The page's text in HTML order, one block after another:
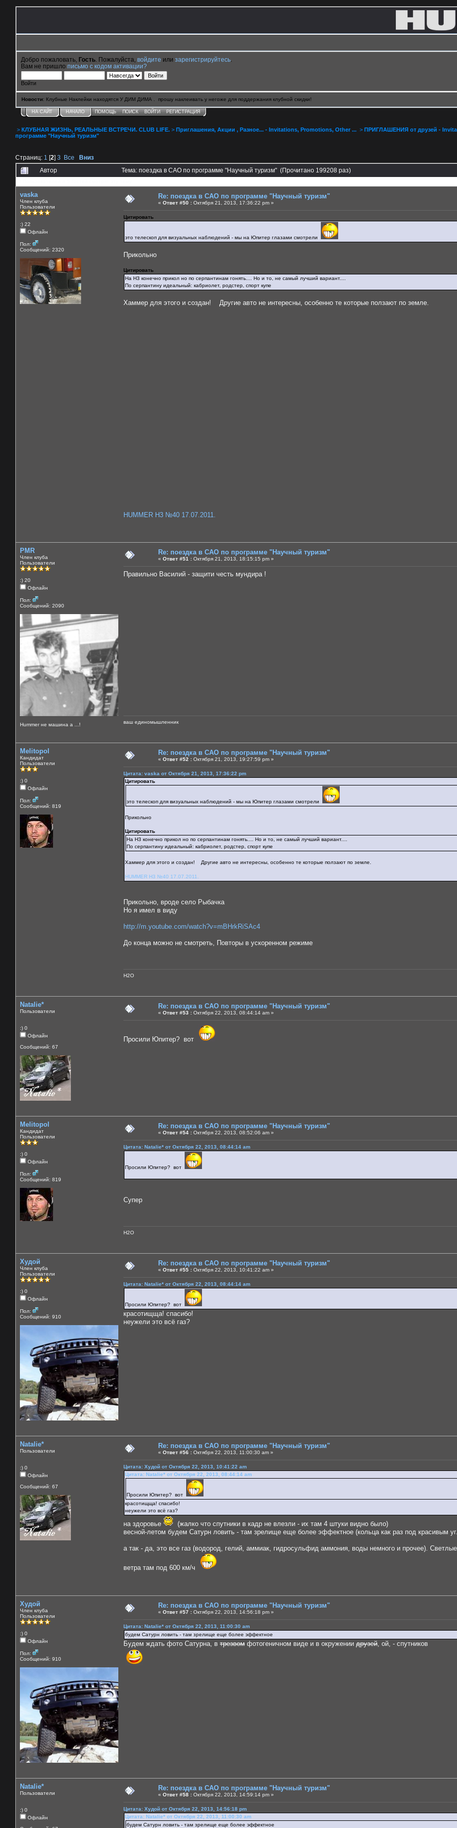
Добро пожаловать, Гость . Пожалуйста, войдите или зарегистрируйтесь
Вам не пришло письмо с кодом активации?
Войти
Новости: Клубные Наклейки находятся У ДИМ ДИМА . прошу наклеивать у негоже для поддержания клубной скидки!
НА САЙТ НАЧАЛО ПОМОЩЬ ПОИСК ВОЙТИ РЕГИСТРАЦИЯ
> КЛУБНАЯ ЖИЗНЬ, РЕАЛЬНЫЕ ВСТРЕЧИ. CLUB LIFE. > Приглашения, Акции , Разное... - Invitations, Promotions, Other ... > ПРИГЛАШЕНИЯ от друзей -
программе "Научный туризм"
Страниц: 1 [2] 3 Все Вниз
Автор Тема: поездка в САО по программе "Научный туризм" (Прочитано 199208 раз)
vaska
Член клуба
Пользователи
:) 22
Офлайн
Пол:
Сообщений: 2320
Re: поездка в САО по программе "Научный туризм"
« Ответ #50 : Октября 21, 2013, 17:36:22 pm »
Цитировать
это телескоп для визуальных наблюдений - мы на Юпитер глазами смотрели
Прикольно
Цитировать
На H3 конечно прикол но по серпантинам гонять.... Но и то, не самый лучший вариант....
По серпантину идеальный: кабриолет, родстер, спорт купе
Хаммер для этого и создан! Другие авто не интересны, особенно те которые ползают по земле.
HUMMER H3 №40 17.07.2011.
PMR
Член клуба
Пользователи
:) 20
Офлайн
Пол:
Сообщений: 2090
Нummer не машина а ...!
Re: поездка в САО по программе "Научный туризм"
« Ответ #51 : Октября 21, 2013, 18:15:15 pm »
Правильно Василий - защити честь мундира !
ваш единомышленник
Melitopol
Кандидат
Пользователи
:) 0
Офлайн
Пол:
Сообщений: 819
Re: поездка в САО по программе "Научный туризм"
« Ответ #52 : Октября 21, 2013, 19:27:59 pm »
Цитата: vaska от Октября 21, 2013, 17:36:22 pm
Цитировать
это телескоп для визуальных наблюдений - мы на Юпитер глазами смотрели
Прикольно
Цитировать
На H3 конечно прикол но по серпантинам гонять.... Но и то, не самый лучший вариант....
По серпантину идеальный: кабриолет, родстер, спорт купе
Хаммер для этого и создан! Другие авто не интересны, особенно те которые ползают по земле.
HUMMER H3 №40 17.07.2011.
Прикольно, вроде село Рыбачка
Но я имел в виду
http://m.youtube.com/watch?v=mBHrkRiSAc4
До конца можно не смотреть, Повторы в ускоренном режиме
H2O
Natalie*
Пользователи
:) 0
Офлайн
Сообщений: 67
Re: поездка в САО по программе "Научный туризм"
« Ответ #53 : Октября 22, 2013, 08:44:14 am »
Просили Юпитер? вот
Melitopol
Кандидат
Пользователи
:) 0
Офлайн
Пол:
Сообщений: 819
Re: поездка в САО по программе "Научный туризм"
« Ответ #54 : Октября 22, 2013, 08:52:06 am »
Цитата: Natalie* от Октября 22, 2013, 08:44:14 am
Просили Юпитер? вот
Супер
H2O
Худой
Член клуба
Пользователи
:) 0
Офлайн
Пол:
Сообщений: 910
Re: поездка в САО по программе "Научный туризм"
« Ответ #55 : Октября 22, 2013, 10:41:22 am »
Цитата: Natalie* от Октября 22, 2013, 08:44:14 am
Просили Юпитер? вот
красотищща! спасибо!
неужели это всё газ?
Natalie*
Пользователи
:) 0
Офлайн
Сообщений: 67
Re: поездка в САО по программе "Научный туризм"
« Ответ #56 : Октября 22, 2013, 11:00:30 am »
Цитата: Худой от Октября 22, 2013, 10:41:22 am
Цитата: Natalie* от Октября 22, 2013, 08:44:14 am
Просили Юпитер? вот
красотищща! спасибо!
неужели это всё газ?
на здоровье
(жалко что спутники в кадр не влезли - их там 4 штуки видно было)
весной-летом будем Сатурн ловить - там зрелище еще более эффектное (кольца как раз под красивым
а так - да, это все газ (водород, гелий, аммиак, гидросульфид аммония, воды немного и прочее).
ветра там под 600 км/ч
Худой
Член клуба
Пользователи
:) 0
Офлайн
Пол:
Сообщений: 910
Re: поездка в САО по программе "Научный туризм"
« Ответ #57 : Октября 22, 2013, 14:56:18 pm »
Цитата: Natalie* от Октября 22, 2013, 11:00:30 am
будем Сатурн ловить - там зрелище еще более эффектное
Будем ждать фото Сатурна, в трезвом фотогеничном виде и в окружении друзей , ой, - спутников
Natalie*
Пользователи
:) 0
Офлайн
Re: поездка в САО по программе "Научный туризм"
« Ответ #58 : Октября 22, 2013, 14:59:14 pm »
Цитата: Худой от Октября 22, 2013, 14:56:18 pm
Цитата: Natalie* от Октября 22, 2013, 11:00:30 am
будем Сатурн ловить - там зрелище еще более эффектное